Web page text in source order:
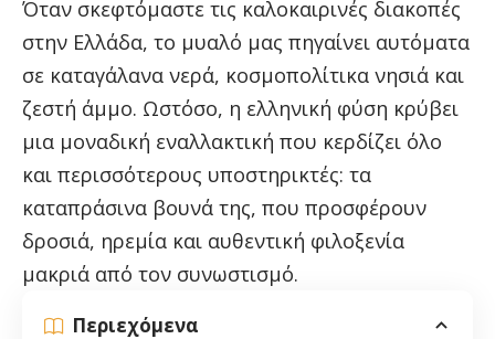
Όταν σκεφτόμαστε τις καλοκαιρινές διακοπές
στην Ελλάδα, το μυαλό μας πηγαίνει αυτόματα
σε καταγάλανα νερά, κοσμοπολίτικα νησιά και
ζεστή άμμο. Ωστόσο, η ελληνική φύση κρύβει
μια μοναδική εναλλακτική που κερδίζει όλο
και περισσότερους υποστηρικτές: τα
καταπράσινα βουνά της, που προσφέρουν
δροσιά, ηρεμία και αυθεντική φιλοξενία
μακριά από τον συνωστισμό.
Περιεχόμενα